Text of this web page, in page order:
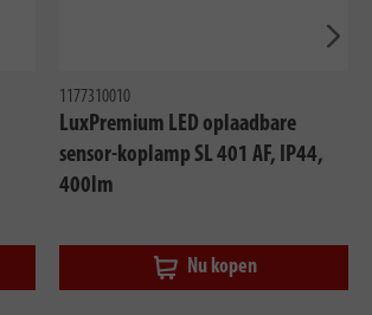
1177310010
LuxPremium LED oplaadbare
sensor-koplamp SL 401 AF, IP44,
400lm
Nu kopen